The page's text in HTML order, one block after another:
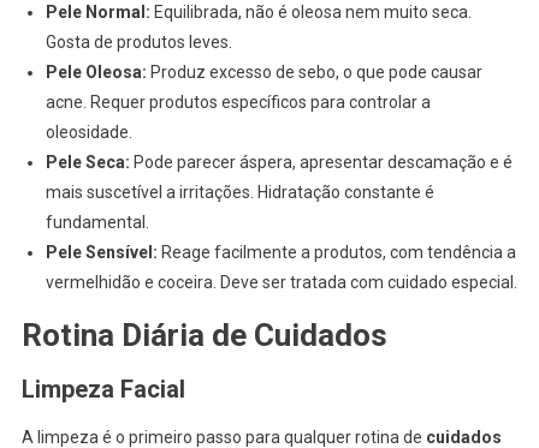
Pele Normal: Equilibrada, não é oleosa nem muito seca.
Gosta de produtos leves.
Pele Oleosa: Produz excesso de sebo, o que pode causar
acne. Requer produtos específicos para controlar a
oleosidade.
Pele Seca: Pode parecer áspera, apresentar descamação e é
mais suscetível a irritações. Hidratação constante é
fundamental.
Pele Sensível: Reage facilmente a produtos, com tendência a
vermelhidão e coceira. Deve ser tratada com cuidado especial.
Rotina Diária de Cuidados
Limpeza Facial
A limpeza é o primeiro passo para qualquer rotina de cuidados